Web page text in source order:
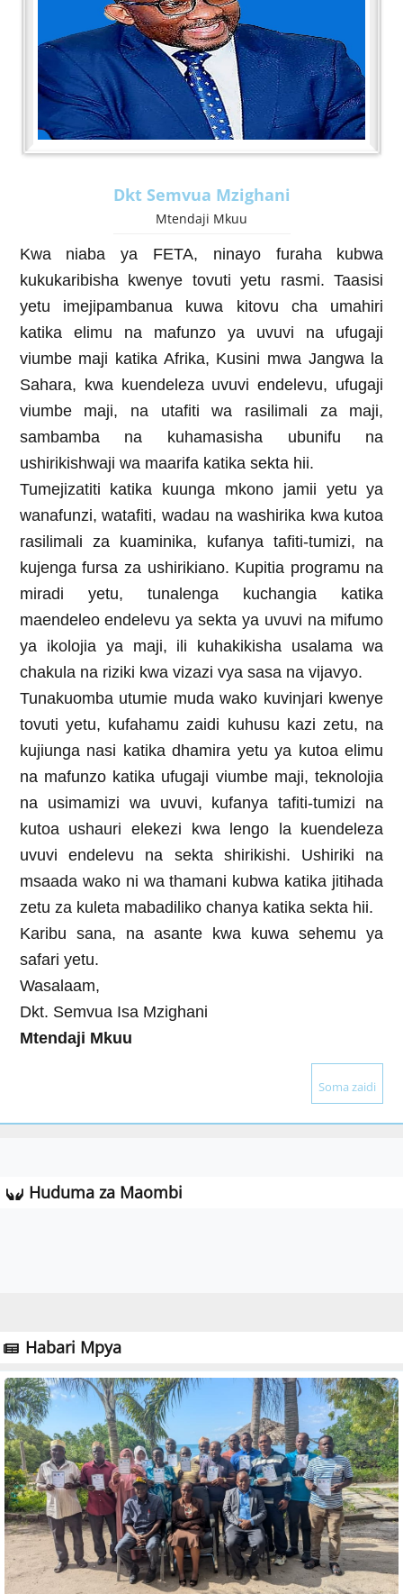
Dkt Semvua Mzighani
Mtendaji Mkuu
Kwa niaba ya FETA, ninayo furaha kubwa
kukukaribisha kwenye tovuti yetu rasmi. Taasisi
yetu imejipambanua kuwa kitovu cha umahiri
katika elimu na mafunzo ya uvuvi na ufugaji
viumbe maji katika Afrika, Kusini mwa Jangwa la
Sahara, kwa kuendeleza uvuvi endelevu, ufugaji
viumbe maji, na utafiti wa rasilimali za maji,
sambamba na kuhamasisha ubunifu na
ushirikishwaji wa maarifa katika sekta hii.
Tumejizatiti katika kuunga mkono jamii yetu ya
wanafunzi, watafiti, wadau na washirika kwa kutoa
rasilimali za kuaminika, kufanya tafiti-tumizi, na
kujenga fursa za ushirikiano. Kupitia programu na
miradi yetu, tunalenga kuchangia katika
maendeleo endelevu ya sekta ya uvuvi na mifumo
ya ikolojia ya maji, ili kuhakikisha usalama wa
chakula na riziki kwa vizazi vya sasa na vijavyo.
Tunakuomba utumie muda wako kuvinjari kwenye
tovuti yetu, kufahamu zaidi kuhusu kazi zetu, na
kujiunga nasi katika dhamira yetu ya kutoa elimu
na mafunzo katika ufugaji viumbe maji, teknolojia
na usimamizi wa uvuvi, kufanya tafiti-tumizi na
kutoa ushauri elekezi kwa lengo la kuendeleza
uvuvi endelevu na sekta shirikishi. Ushiriki na
msaada wako ni wa thamani kubwa katika jitihada
zetu za kuleta mabadiliko chanya katika sekta hii.
Karibu sana, na asante kwa kuwa sehemu ya
safari yetu.
Wasalaam,
Dkt. Semvua Isa Mzighani
Mtendaji Mkuu
Soma zaidi
Huduma za Maombi
Habari Mpya